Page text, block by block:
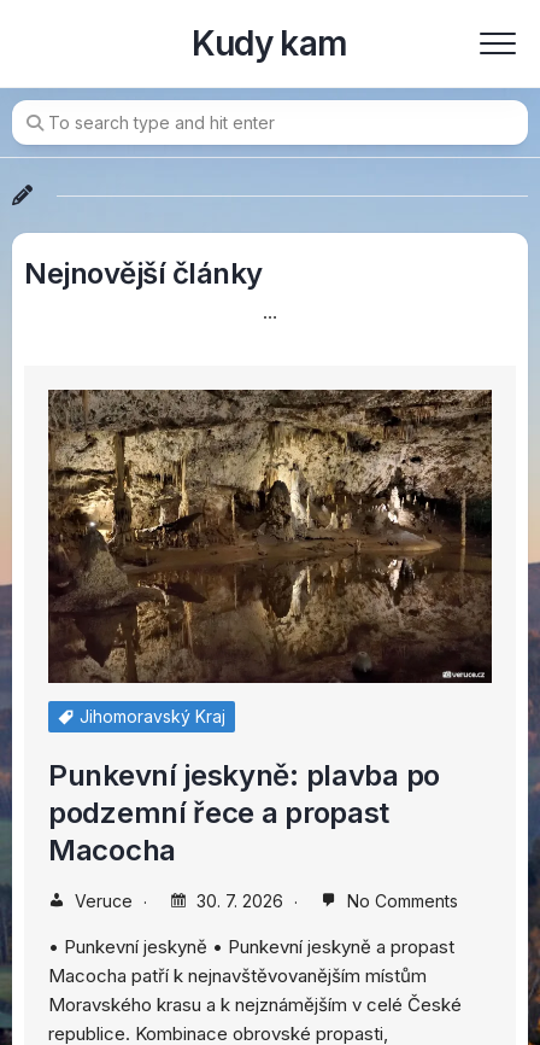
Kudy kam
Nejnovější články
…
Jihomoravský Kraj
Punkevní jeskyně: plavba po
podzemní řece a propast
Macocha
Veruce 30. 7. 2026 No Comments
• Punkevní jeskyně • Punkevní jeskyně a propast
Macocha patří k nejnavštěvovanějším místům
Moravského krasu a k nejznámějším v celé České
republice. Kombinace obrovské propasti,